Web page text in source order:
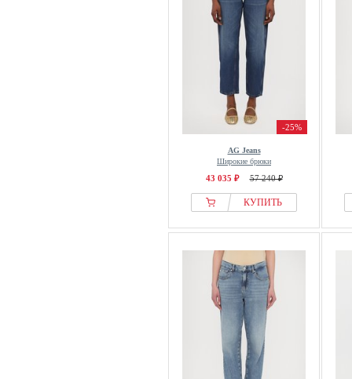
-25%
AG Jeans
Широкие брюки
43 035 ₽ 57 240 ₽
КУПИТЬ